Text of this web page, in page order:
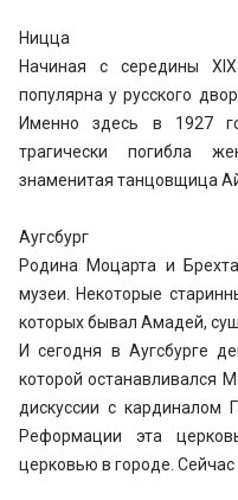
Ницца
Начиная с середины
популярна у русского
Именно здесь в 1927
трагически погибла
знаменитая танцовщица
Аугсбург
Родина Моцарта и
музеи. Некоторые
которых бывал Амадей,
И сегодня в Аугсбурге
которой останавливался
дискуссии с кардиналом
Реформации эта
церковью в городе. Сейчас